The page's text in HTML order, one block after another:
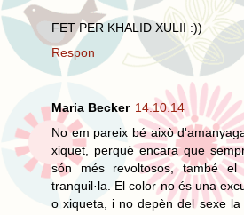
FET PER KHALID XULII :))
Respon
Maria Becker 14.10.14
No em pareix bé això
xiquet, perquè encara que
són més revoltosos, també
tranquil·la. El color no és una
o xiqueta, i no depèn del sexe